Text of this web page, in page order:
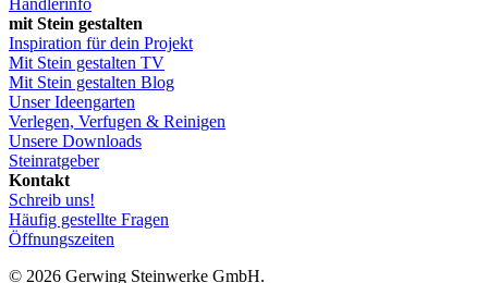
mit Stein gestalten
Inspiration für dein Projekt
Mit Stein gestalten TV
Mit Stein gestalten Blog
Unser Ideengarten
Verlegen, Verfugen & Reinigen
Unsere Downloads
Steinratgeber
Kontakt
Schreib uns!
Häufig gestellte Fragen
Öffnungszeiten
© 2026 Gerwing Steinwerke GmbH.